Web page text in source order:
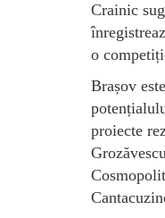
Crainic
o
Brașov
proiecte